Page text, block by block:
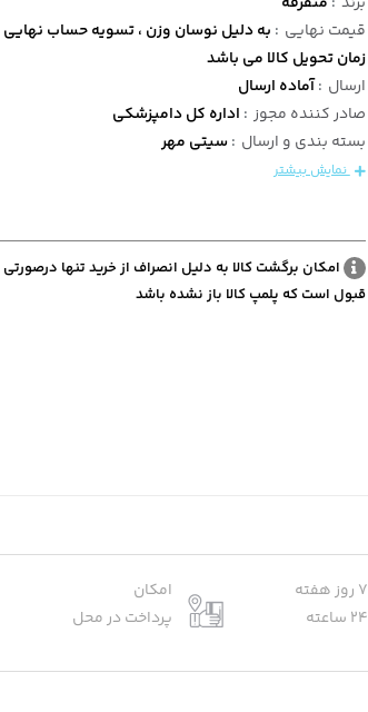
قیمت نهایی : به دلیل نوسان وزن ، تسویه حساب نهایی
زمان تحویل کالا می باشد
ارسال :آماده ارسال
صادر کننده مجوز : اداره کل دامپزشکی
بسته بندی و ارسال :سیتی مهر
نمایش بیشتر
امکان برگشت کالا به دلیل انصراف از خرید تنها
قبول است که پلمپ کالا باز نشده باشد
7 روز هفته
24 ساعته
امکان
پرداخت در محل